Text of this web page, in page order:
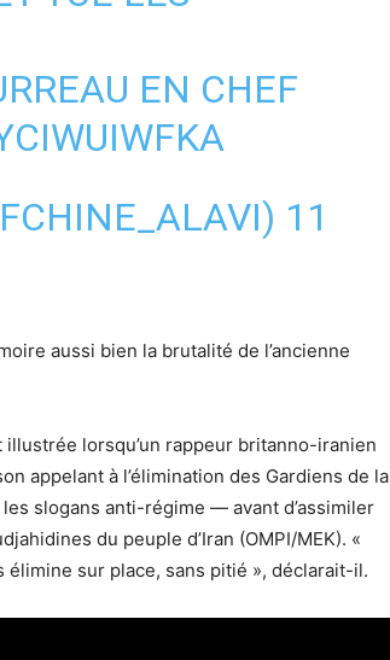
EN CHEF
11
aussi bien la brutalité de l’ancienne
illustrée lorsqu’un rappeur britanno-iranien
appelant à l’élimination des Gardiens de la
slogans anti-régime — avant d’assimiler
du peuple d’Iran (OMPI/MEK). «
élimine sur place, sans pitié », déclarait-il.